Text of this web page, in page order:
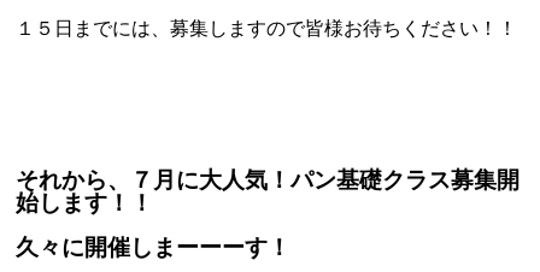
１５日までには、募集しますので皆様お待ちください！！
それから、７月に大人気！パン基礎クラス募集開
始します！！
久々に開催しまーーーす！